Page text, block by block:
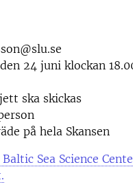
24 juni klockan
ska skickas
på hela Skansen
Sea Science